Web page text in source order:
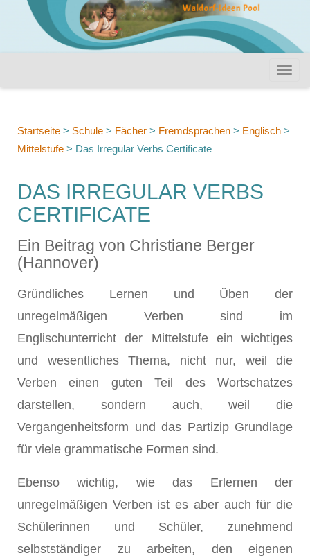
Startseite > Schule > Fächer > Fremdsprachen > Englisch >
Mittelstufe > Das Irregular Verbs Certificate
DAS IRREGULAR VERBS
CERTIFICATE
Ein Beitrag von Christiane Berger
(Hannover)
Gründliches Lernen und Üben der
unregelmäßigen Verben sind im
Englischunterricht der Mittelstufe ein wichtiges
und wesentliches Thema, nicht nur, weil die
Verben einen guten Teil des Wortschatzes
darstellen, sondern auch, weil die
Vergangenheitsform und das Partizip Grundlage
für viele grammatische Formen sind.
Ebenso wichtig, wie das Erlernen der
unregelmäßigen Verben ist es aber auch für die
Schülerinnen und Schüler, zunehmend
selbstständiger zu arbeiten, den eigenen